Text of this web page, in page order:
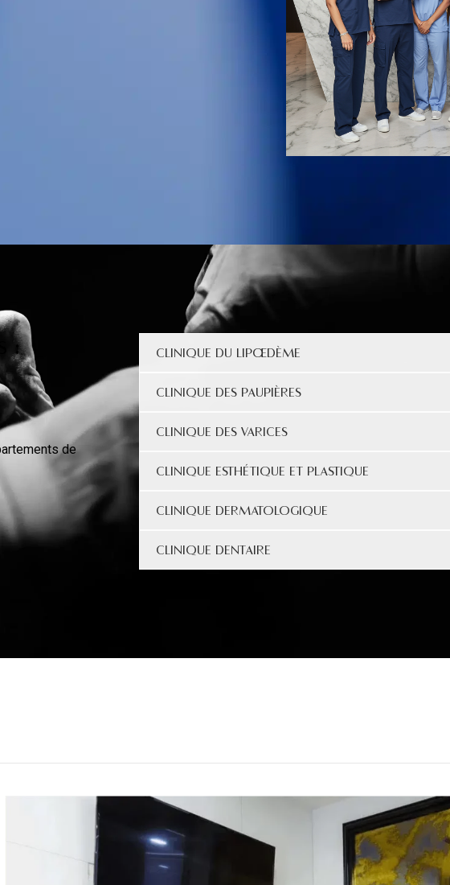
CLINIQUE DU LIPŒDÈME
CLINIQUE DES PAUPIÈRES
CLINIQUE DES VARICES
CLINIQUE ESTHÉTIQUE ET PLASTIQUE
CLINIQUE DERMATOLOGIQUE
CLINIQUE DENTAIRE
:
de